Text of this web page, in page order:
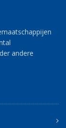
andere